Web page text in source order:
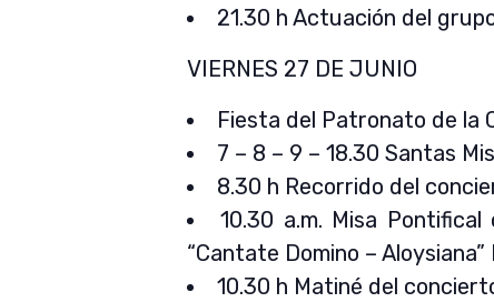
21.30 h Actuación del
VIERNES 27 DE JUNIO
Fiesta del Patronato de la
7 – 8 – 9 – 18.30 Santas
8.30 h Recorrido del
10.30 a.m. Misa Pontifical
“Cantate Domino –
10.30 h Matiné del